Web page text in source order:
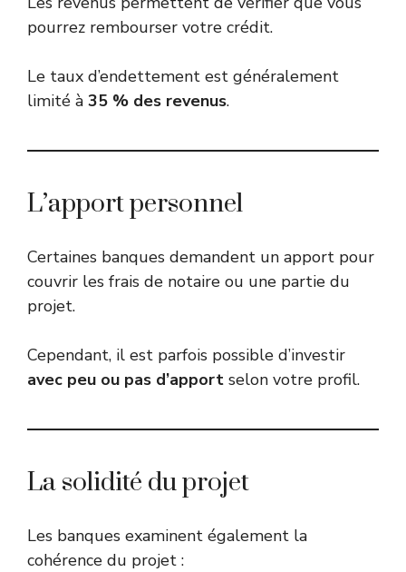
pourrez rembourser votre crédit.
Le taux d’endettement est généralement
limité à 35 % des revenus.
L’apport personnel
Certaines banques demandent un apport pour
couvrir les frais de notaire ou une partie du
projet.
Cependant, il est parfois possible d’investir
avec peu ou pas d’apport selon votre profil.
La solidité du projet
Les banques examinent également la
cohérence du projet :